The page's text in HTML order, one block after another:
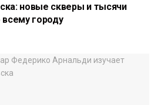
новые скверы и тысячи
всему городу